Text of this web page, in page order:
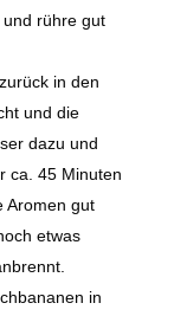
rühre gut
in den
und die
dazu und
ca. 45 Minuten
Aromen gut
etwas
in